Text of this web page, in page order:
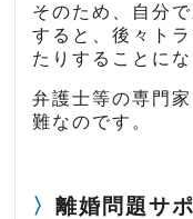
そのため、自分
すると、後々ト
たりすることに
弁護士等の専門
難なのです。
離婚問題サ